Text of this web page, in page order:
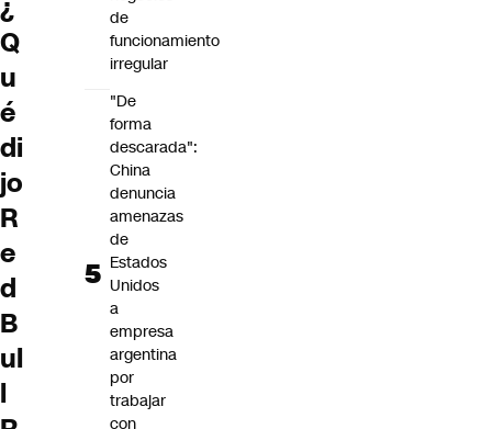
¿
Q
u
é
di
jo
R
e
d
B
ul
l
de
funcionamiento
irregular
"De
forma
descarada":
China
denuncia
amenazas
de
Estados
Unidos
a
empresa
argentina
por
trabajar
con